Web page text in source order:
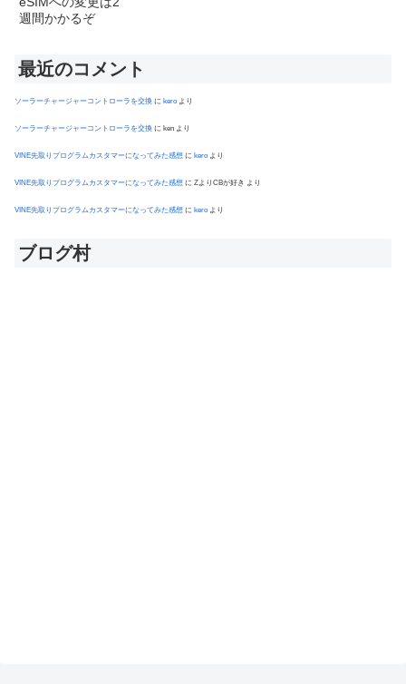
最近のコメント
ソーラーチャージャーコントローラを交換 に kero より
ソーラーチャージャーコントローラを交換 に ken より
VINE先取りプログラムカスタマーになってみた感想 に kero より
VINE先取りプログラムカスタマーになってみた感想 に ZよりCBが好き より
VINE先取りプログラムカスタマーになってみた感想 に kero より
ブログ村